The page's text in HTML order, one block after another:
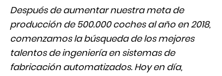
Después de aumentar nuestra meta de
producción de 500.000 coches al año en 2018,
comenzamos la búsqueda de los mejores
talentos de ingeniería en sistemas de
fabricación automatizados. Hoy en día,